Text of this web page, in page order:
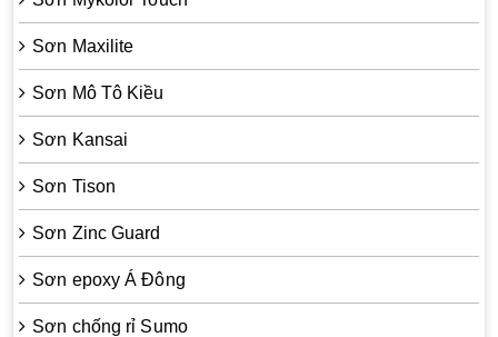
Sơn Maxilite
Sơn Mô Tô Kiều
Sơn Kansai
Sơn Tison
Sơn Zinc Guard
Sơn epoxy Á Đông
Sơn chống rỉ Sumo